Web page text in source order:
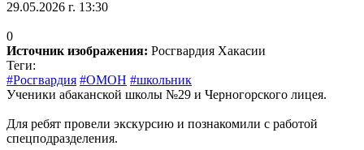
29.05.2026 г. 13:30
0
Источник изображения: Росгвардия Хакасии
Теги:
#Росгвардия #ОМОН #школьник
Ученики абаканской школы №29 и Черногорского лицея.
Для ребят провели экскурсию и познакомили с работой
спецподразделения.